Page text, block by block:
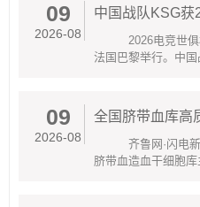
09
2026-08
2026电竞世俱杯
法国巴黎举行。中
09
2026-08
全国脐带血库高
齐鲁网·闪电新
脐带血造血干细胞